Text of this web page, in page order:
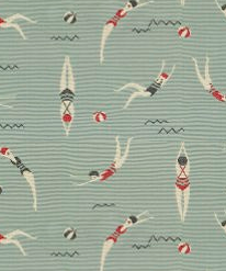
auf: Wir zeigen
mit dem Künstler
digitalen Techniken